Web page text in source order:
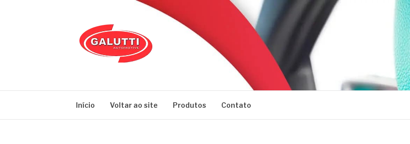
Início Voltar ao site Produtos Contato